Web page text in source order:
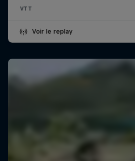
VTT
Voir le replay